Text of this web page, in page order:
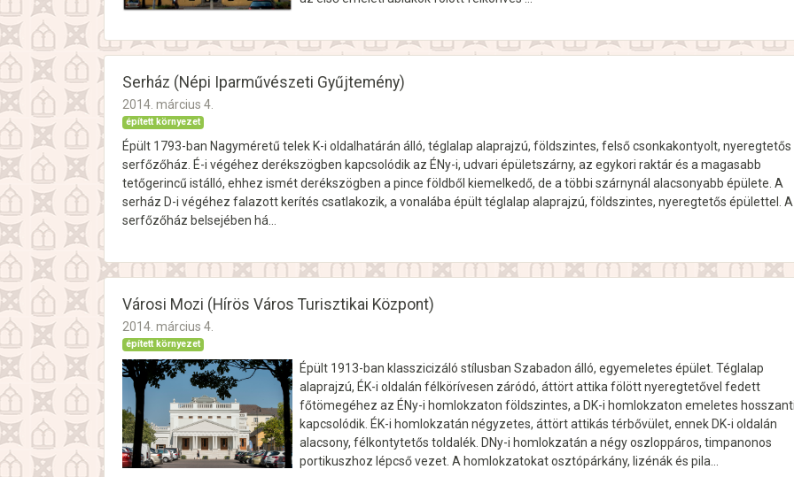
Serház (Népi Iparművészeti Gyűjtemény)
2014. március 4.
épített környezet
Épült 1793-ban Nagyméretű telek K-i oldalhatárán álló, téglalap alaprajzú, földszintes, felső csonkakontyolt, nyeregtetős
serfőzőház. É-i végéhez derékszögben kapcsolódik az ÉNy-i, udvari épületszárny, az egykori raktár és a magasabb
tetőgerincű istálló, ehhez ismét derékszögben a pince földből kiemelkedő, de a többi szárnynál alacsonyabb épülete. A
serház D-i végéhez falazott kerítés csatlakozik, a vonalába épült téglalap alaprajzú, földszintes, nyeregtetős épülettel. A
serfőzőház belsejében há…
Városi Mozi (Hírös Város Turisztikai Központ)
2014. március 4.
épített környezet
Épült 1913-ban klasszicizáló stílusban Szabadon álló, egyemeletes épület. Téglalap
alaprajzú, ÉK-i oldalán félkörívesen záródó, áttört attika fölött nyeregtetővel fedett
főtömegéhez az ÉNy-i homlokzaton földszintes, a DK-i homlokzaton emeletes
kapcsolódik. ÉK-i homlokzatán négyzetes, áttört attikás térbővület, ennek DK-i oldalán
alacsony, félkontytetős toldalék. DNy-i homlokzatán a négy oszloppáros, timpanonos
portikuszhoz lépcső vezet. A homlokzatokat osztópárkány, lizénák és pila…